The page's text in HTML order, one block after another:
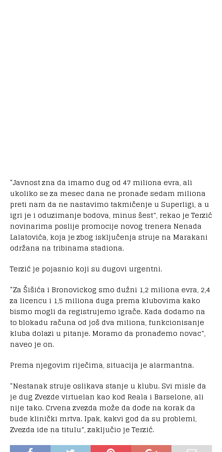
“Javnost zna da imamo dug od 47 miliona evra, ali
ukoliko se za mesec dana ne pronađe sedam miliona
preti nam da ne nastavimo takmičenje u Superligi, a u
igri je i oduzimanje bodova, minus šest”, rekao je Terzić
novinarima poslije promocije novog trenera Nenada
Lalatovića, koja je zbog isključenja struje na Marakani
održana na tribinama stadiona.
Terzić je pojasnio koji su dugovi urgentni.
“Za Šišića i Bronovickog smo dužni 1,2 miliona evra, 2,4
za licencu i 1,5 miliona duga prema klubovima kako
bismo mogli da registrujemo igrače. Kada dodamo na
to blokadu računa od još dva miliona, funkcionisanje
kluba dolazi u pitanje. Moramo da pronađemo novac”,
naveo je on.
Prema njegovim riječima, situacija je alarmantna.
“Nestanak struje oslikava stanje u klubu. Svi misle da
je dug Zvezde virtuelan kao kod Reala i Barselone, ali
nije tako. Crvena zvezda može da dođe na korak da
bude klinički mrtva. Ipak, kakvi god da su problemi,
Zvezda ide na titulu”, zaključio je Terzić.